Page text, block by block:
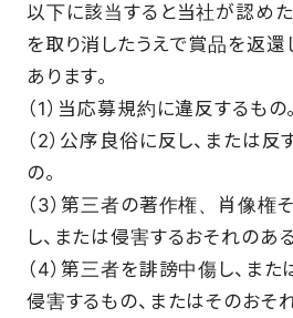
以下に該当すると当社が認め
を取り消したうえで賞品を返還
あります。
（1）当応募規約に違反するもの。
（2）公序良俗に反し、または
の。
（3）第三者の著作権、肖像権
し、または侵害するおそれのあ
（4）第三者を誹謗中傷し、ま
侵害するもの、またはそのおそ